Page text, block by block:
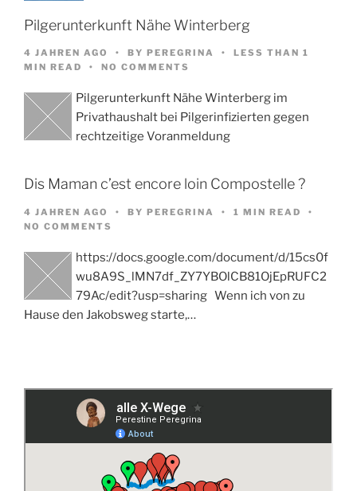
Pilgerunterkunft Nähe Winterberg
4 JAHREN AGO BY PEREGRINA
LESS THAN 1
MIN READ
NO COMMENTS
Pilgerunterkunft Nähe Winterberg im
Privathaushalt bei Pilgerinfizierten gegen
rechtzeitige Voranmeldung
Dis Maman c’est encore loin Compostelle ?
4 JAHREN AGO BY PEREGRINA
1 MIN READ
NO COMMENTS
https://docs.google.com/document/d/15cs0f
wu8A9S_lMN7df_ZY7YBOlCB81OjEpRUFC2
79Ac/edit?usp=sharing Wenn ich von zu
Hause den Jakobsweg starte,…